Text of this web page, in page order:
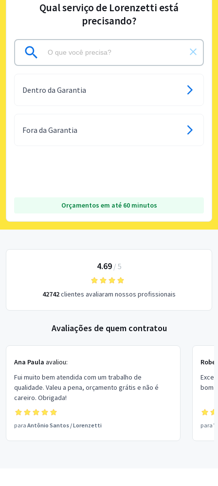
Qual serviço de Lorenzetti está
precisando?
Dentro da Garantia
Fora da Garantia
Orçamentos em até 60 minutos
4.69/ 5
42742clientes avaliaram nossos profissionais
Avaliações de quem contratou
Ana Paula avaliou:
Fui muito bem atendida com um trabalho de
qualidade. Valeu a pena, orçamento grátis e não é
careiro. Obrigada!
para Antônio Santos /Lorenzetti
bom
para